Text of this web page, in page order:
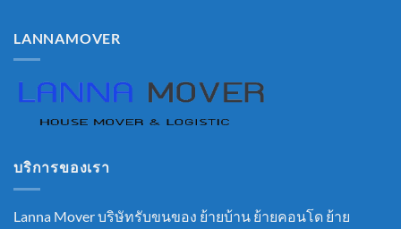
LANNAMOVER
บริการของเรา
Lanna Mover บริษัทรับขนของ ย้ายบ้าน ย้ายคอนโด ย้าย